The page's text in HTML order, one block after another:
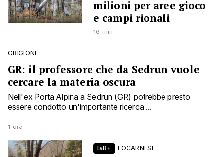
milioni per aree gioco
e campi rionali
16 min
GRIGIONI
GR: il professore che da Sedrun vuole
cercare la materia oscura
Nell'ex Porta Alpina a Sedrun (GR) potrebbe presto
essere condotto un'importante ricerca ...
1 ora
laR+ LOCARNESE